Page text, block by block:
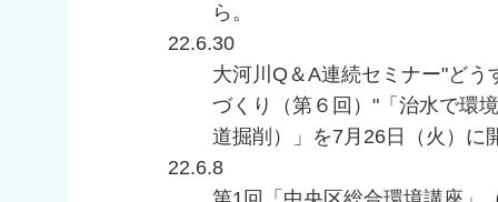
ら。
22.6.30
大河川Q＆A連続セミナー"ど
づくり（第６回）"「治水で環
道掘削）」を7月26日（火）に
22.6.8